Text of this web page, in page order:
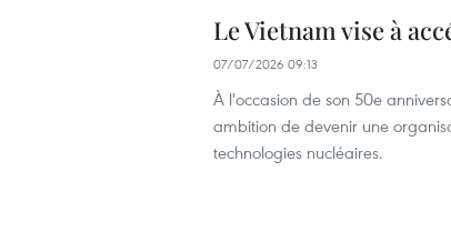
Le Vietnam vise à
07/07/2026 09:13
À l'occasion de son 50e
ambition de devenir une
technologies nucléaires.